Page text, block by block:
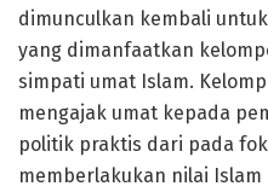
dimunculkan kembali
yang dimanfaatkan
simpati umat Islam.
mengajak umat kepada
politik praktis dari pada
memberlakukan nilai